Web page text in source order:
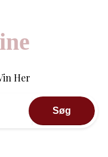
Her
Søg